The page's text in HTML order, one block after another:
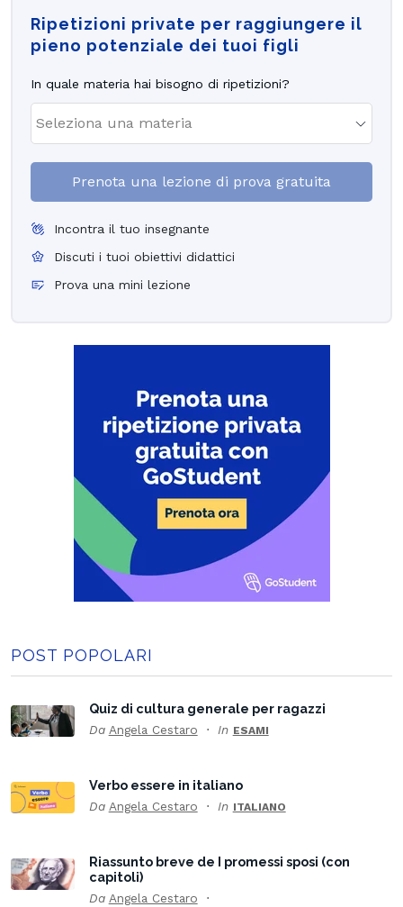
Ripetizioni private per raggiungere il
pieno potenziale dei tuoi figli
In quale materia hai bisogno di ripetizioni?
Prenota una lezione di prova gratuita
Incontra il tuo insegnante
Discuti i tuoi obiettivi didattici
Prova una mini lezione
POST POPOLARI
Quiz di cultura generale per ragazzi
Da Angela Cestaro In ESAMI
Verbo essere in italiano
Da Angela Cestaro In ITALIANO
Riassunto breve de I promessi sposi (con
capitoli)
Da Angela Cestaro